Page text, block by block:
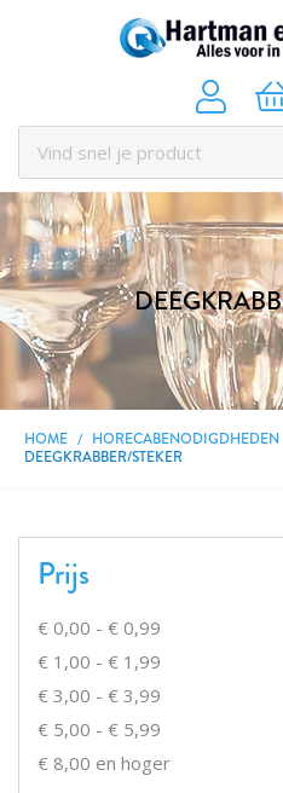
HOME HORECABENODIGDHEDEN
DEEGKRABBER/STEKER
Prijs
€ 0,00 - € 0,99
€ 1,00 - € 1,99
€ 3,00 - € 3,99
€ 5,00 - € 5,99
€ 8,00 en hoger